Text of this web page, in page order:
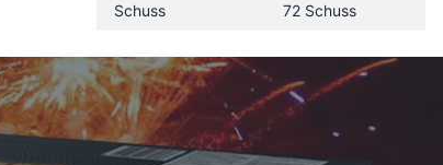
Schuss 72 Schuss